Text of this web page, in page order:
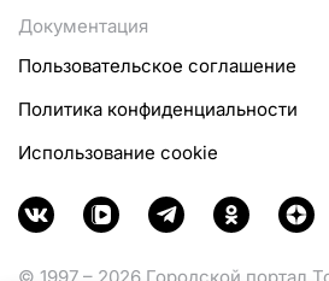
Документация
Пользовательское соглашение
Политика конфиденциальности
Использование cookie